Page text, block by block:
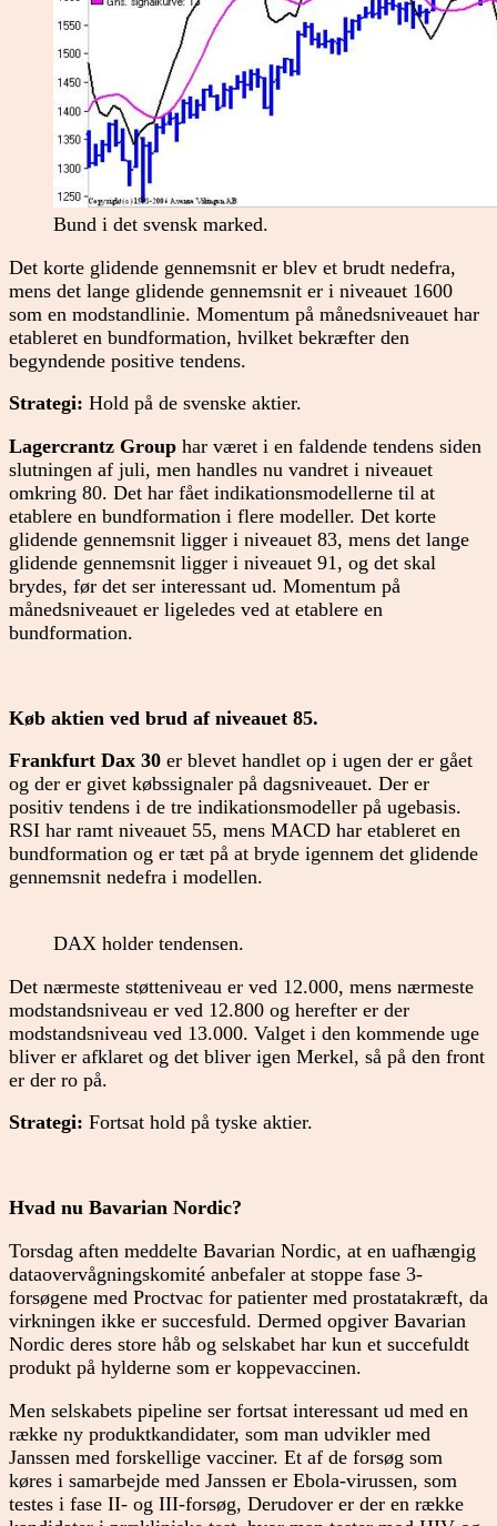
Bund i det svensk marked.
Det korte glidende gennemsnit er blev et brudt nedefra,
mens det lange glidende gennemsnit er i niveauet 1600
som en modstandlinie. Momentum på månedsniveauet har
etableret en bundformation, hvilket bekræfter den
begyndende positive tendens.
Strategi: Hold på de svenske aktier.
Lagercrantz Group har været i en faldende tendens siden
slutningen af juli, men handles nu vandret i niveauet
omkring 80. Det har fået indikationsmodellerne til at
etablere en bundformation i flere modeller. Det korte
glidende gennemsnit ligger i niveauet 83, mens det lange
glidende gennemsnit ligger i niveauet 91, og det skal
brydes, før det ser interessant ud. Momentum på
månedsniveauet er ligeledes ved at etablere en
bundformation.
Køb aktien ved brud af niveauet 85.
Frankfurt Dax 30 er blevet handlet op i ugen der er gået
og der er givet købssignaler på dagsniveauet. Der er
positiv tendens i de tre indikationsmodeller på ugebasis.
RSI har ramt niveauet 55, mens MACD har etableret en
bundformation og er tæt på at bryde igennem det glidende
gennemsnit nedefra i modellen.
DAX holder tendensen.
Det nærmeste støtteniveau er ved 12.000, mens nærmeste
modstandsniveau er ved 12.800 og herefter er der
modstandsniveau ved 13.000. Valget i den kommende uge
bliver er afklaret og det bliver igen Merkel, så på den front
er der ro på.
Strategi: Fortsat hold på tyske aktier.
Hvad nu Bavarian Nordic?
Torsdag aften meddelte Bavarian Nordic, at en uafhængig
dataovervågningskomité anbefaler at stoppe fase 3-
forsøgene med Proctvac for patienter med prostatakræft, da
virkningen ikke er succesfuld. Dermed opgiver Bavarian
Nordic deres store håb og selskabet har kun et succefuldt
produkt på hylderne som er koppevaccinen.
Men selskabets pipeline ser fortsat interessant ud med en
række ny produktkandidater, som man udvikler med
Janssen med forskellige vacciner. Et af de forsøg som
køres i samarbejde med Janssen er Ebola-virussen, som
testes i fase II- og III-forsøg, Derudover er der en række